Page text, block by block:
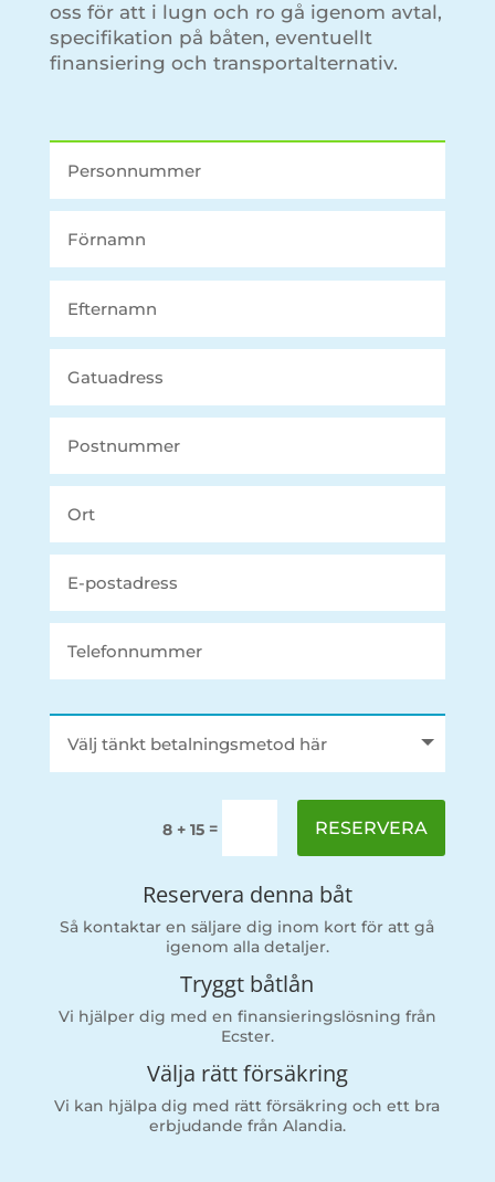
oss för att i lugn och ro gå igenom avtal,
specifikation på båten, eventuellt
finansiering och transportalternativ.
8 + 15 = RESERVERA
Reservera denna båt
Så kontaktar en säljare dig inom kort för att gå
igenom alla detaljer.
Tryggt båtlån
Vi hjälper dig med en finansieringslösning från
Ecster.
Välja rätt försäkring
Vi kan hjälpa dig med rätt försäkring och ett bra
erbjudande från Alandia.